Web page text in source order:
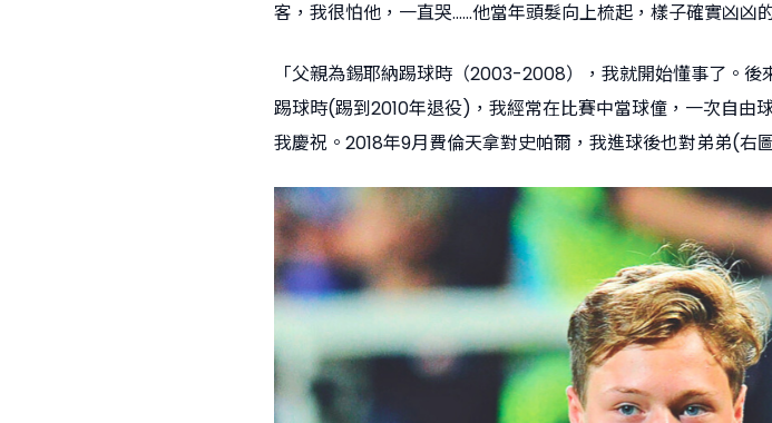
客，我很怕他，一直哭……他當年頭髮向上梳起，樣子確實凶凶的
「父親為錫耶納踢球時（2003-2008），我就開始懂事了。後
踢球時(踢到2010年退役)，我經常在比賽中當球僮，一次自由
我慶祝。2018年9月費倫天拿對史帕爾，我進球後也對弟弟(右